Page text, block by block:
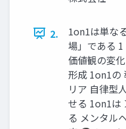
2.
1on1は単な
場」である
価値観の変
形成 1on1の
リア 自律型
せる 1on1は
る メンタル